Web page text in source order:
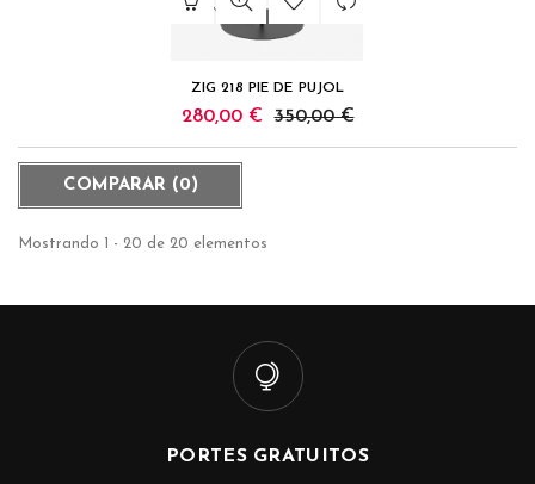
ZIG 218 PIE DE PUJOL
280,00 € 350,00 €
COMPARAR ( 0 )
Mostrando 1 - 20 de 20 elementos
PORTES GRATUITOS